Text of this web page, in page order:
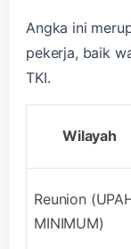
Angka ini
pekerja, baik
TKI.
Wilayah
Reunion
MINIMUM)